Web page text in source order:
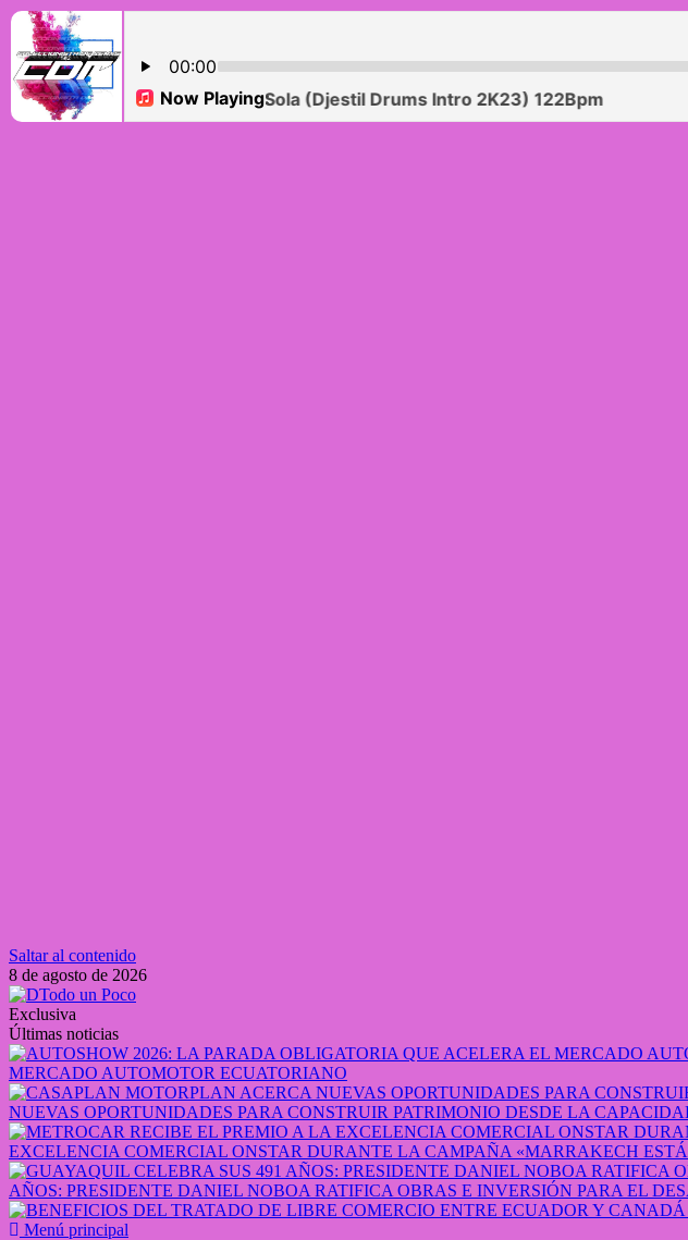
Saltar al contenido
8 de agosto de 2026
Exclusiva
Últimas noticias
MERCADO AUTOMOTOR ECUATORIANO
NUEVAS OPORTUNIDADES PARA CONSTRUIR PATRIMONIO DESDE LA
EXCELENCIA COMERCIAL ONSTAR DURANTE LA CAMPAÑA «MARRAKECH
AÑOS: PRESIDENTE DANIEL NOBOA RATIFICA OBRAS E INVERSIÓN PARA EL
Menú principal